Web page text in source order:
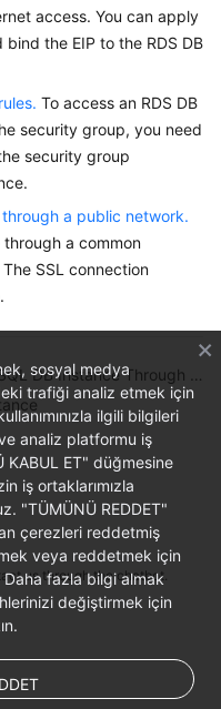
access. You can apply
bind the EIP to the RDS DB
To access an RDS DB
security group, you need
security group
a public network.
a common
SSL connection
us through the chatbot.
sosyal medya
trafiği analiz etmek için
ilgili bilgileri
analiz platformu iş
KABUL ET" düğmesine
iş ortaklarımızla
"TÜMÜNÜ REDDET"
çerezleri reddetmiş
veya reddetmek için
Daha fazla bilgi almak
değiştirmek için